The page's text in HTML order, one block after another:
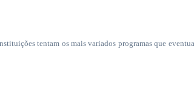
tentam os mais variados programas que